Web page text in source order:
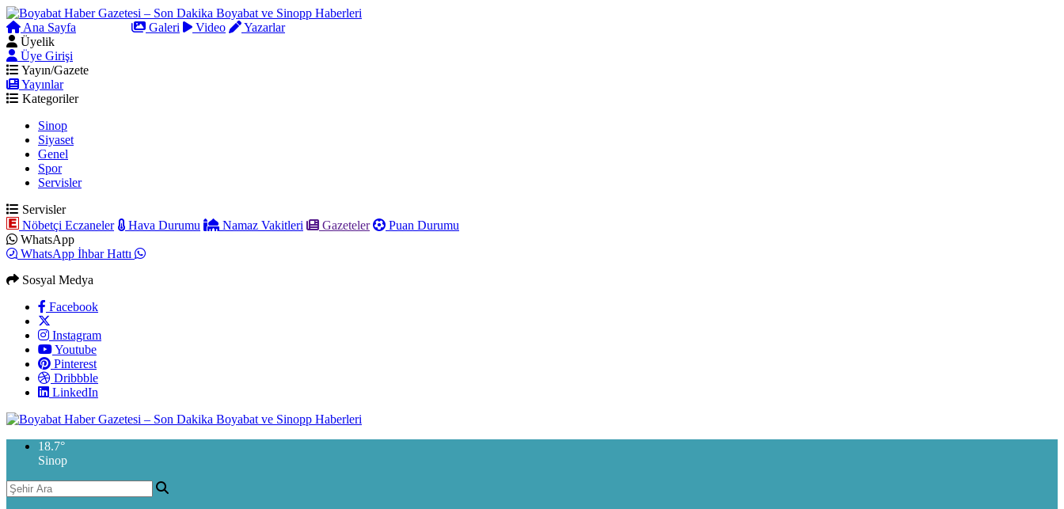
Ana Sayfa Galeri Video
Yazarlar
Üyelik
Üye Girişi
Yayın/Gazete
Yayınlar
Kategoriler
Sinop
Siyaset
Genel
Spor
Servisler
Servisler
Nöbetçi Eczaneler
Hava Durumu Namaz Vakitleri Gazeteler
Puan Durumu
WhatsApp
WhatsApp İhbar Hattı
Sosyal Medya
Facebook
Instagram
Youtube
Pinterest
Dribbble
LinkedIn
18.7°
Sinop